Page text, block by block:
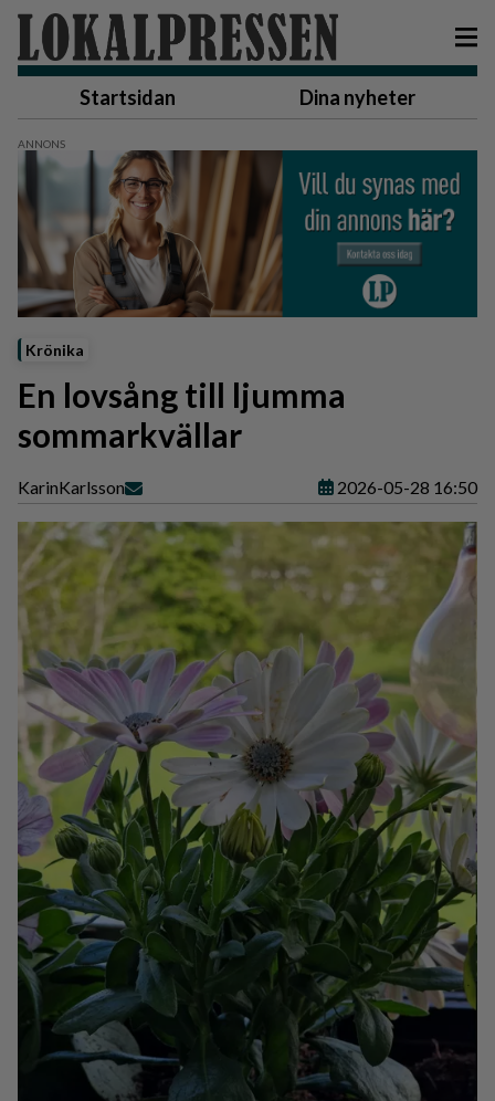
Startsidan Dina nyheter
Krönika
En lovsång till ljumma
sommarkvällar
KarinKarlsson 2026-05-28 16:50